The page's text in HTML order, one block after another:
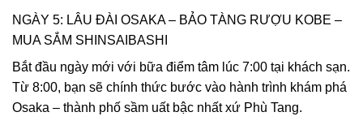
NGÀY 5: LÂU ĐÀI OSAKA – BẢO TÀNG RƯỢU KOBE –
MUA SẮM SHINSAIBASHI
Bắt đầu ngày mới với bữa điểm tâm lúc 7:00 tại khách sạn.
Từ 8:00, bạn sẽ chính thức bước vào hành trình khám phá
Osaka – thành phố sầm uất bậc nhất xứ Phù Tang.